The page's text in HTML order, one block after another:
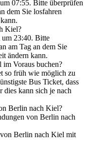
07:55. Bitte überprüfen
dem Sie losfahren
Kiel?
23:40. Bitte
am Tag an dem Sie
ändern kann.
Voraus buchen?
so früh wie möglich zu
Bus Ticket, dass
dies kann sich je nach
Berlin nach Kiel?
von Berlin nach
von Berlin nach Kiel mit